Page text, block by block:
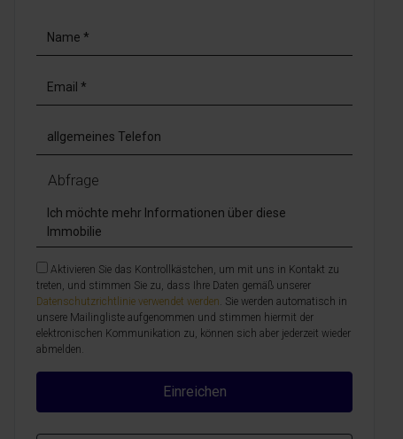
Abfrage
Aktivieren Sie das Kontrollkästchen, um mit uns in Kontakt zu
treten, und stimmen Sie zu, dass Ihre Daten gemäß unserer
Datenschutzrichtlinie verwendet werden . Sie werden automatisch in
unsere Mailingliste aufgenommen und stimmen hiermit der
elektronischen Kommunikation zu, können sich aber jederzeit wieder
abmelden.